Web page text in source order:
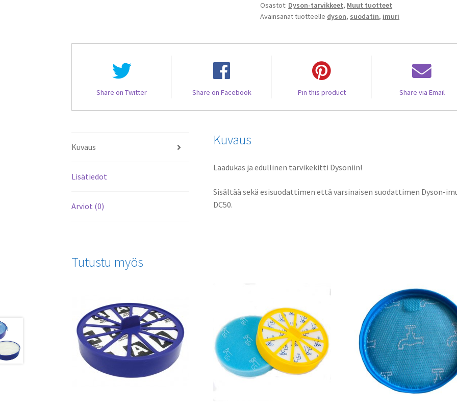
Osastot: Dyson-tarvikkeet, Muut tuotteet
Avainsanat tuotteelle dyson, suodatin, imuri
Share on Twitter Share on Facebook Pin this product Share via Email
Kuvaus
Lisätiedot
Arviot (0)
Kuvaus
Laadukas ja edullinen tarvikekitti Dysoniin!
Sisältää sekä esisuodattimen että varsinaisen suodattimen Dyson-
DC50.
Tutustu myös